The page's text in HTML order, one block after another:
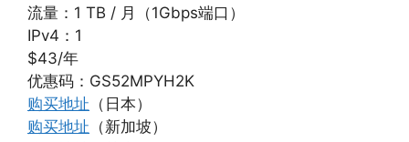
流量：1 TB / 月（1Gbps端口）
IPv4：1
$43/年
优惠码：GS52MPYH2K
购买地址 （日本）
购买地址 （新加坡）